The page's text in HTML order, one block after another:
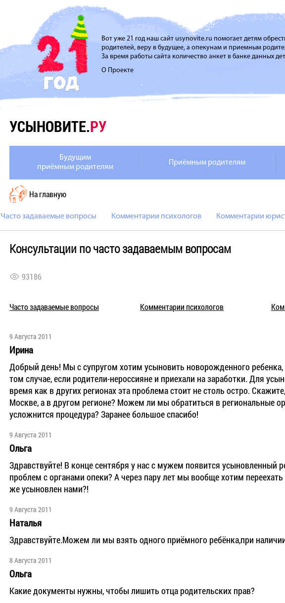
Вот уже 21 год наш сайт usynovite.ru помогает детям
родителей, веру в будущее, а опекунам и приемным
За время работы сайта количество анкет в банке данных
О Проекте
УСЫНОВИТЕ.РУ
Будущим
приёмным родителям
Приёмным родителям
На главную
Часто задаваемые вопросы Комментарии психологов Комментарии
Консультации по часто задаваемым вопросам
93186
Часто задаваемые вопросы Комментарии психологов
9 Августа 2011
Ирина
Добрый день! Мы с супругом хотим усыновить новорожденного
том случае, если родители-нероссияне и приехали на заработки. Для
время как в других регионах эта проблема стоит не столь остро.
Москве, а в другом регионе? Можем ли мы обратиться в региональные
усложнится процедура? Заранее большое спасибо!
9 Августа 2011
Ольга
Здравствуйте! В конце сентября у нас с мужем появится усыновленный
проблем с органами опеки? А через пару лет мы вообще хотим
же усыновлен нами?!
9 Августа 2011
Наталья
Здравствуйте.Можем ли мы взять одного приёмного ребёнка,при
8 Августа 2011
Ольга
Какие документы нужны, чтобы лишить отца родительских прав?